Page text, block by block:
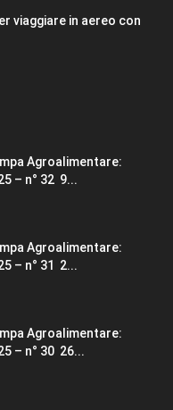
viaggiare in aereo con
Agroalimentare:
– n° 32 9...
Agroalimentare:
– n° 31 2...
Agroalimentare:
– n° 30 26...